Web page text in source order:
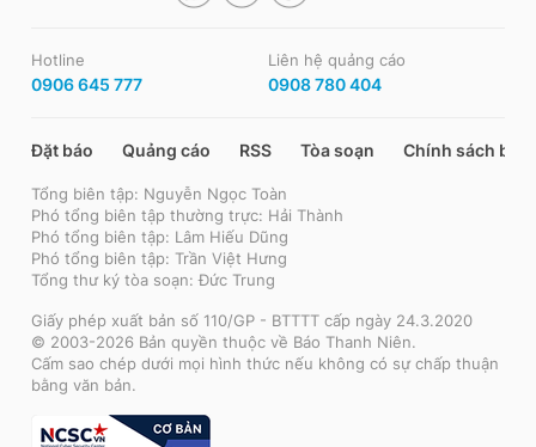
Hotline
0906 645 777
Liên hệ quảng cáo
0908 780 404
Đặt báo Quảng cáo RSS Tòa soạn Chính sách bảo
Tổng biên tập: Nguyễn Ngọc Toàn
Phó tổng biên tập thường trực: Hải Thành
Phó tổng biên tập: Lâm Hiếu Dũng
Phó tổng biên tập: Trần Việt Hưng
Tổng thư ký tòa soạn: Đức Trung
Giấy phép xuất bản số 110/GP - BTTTT cấp ngày 24.3.2020
© 2003-2026 Bản quyền thuộc về Báo Thanh Niên.
Cấm sao chép dưới mọi hình thức nếu không có sự chấp thuận
bằng văn bản.